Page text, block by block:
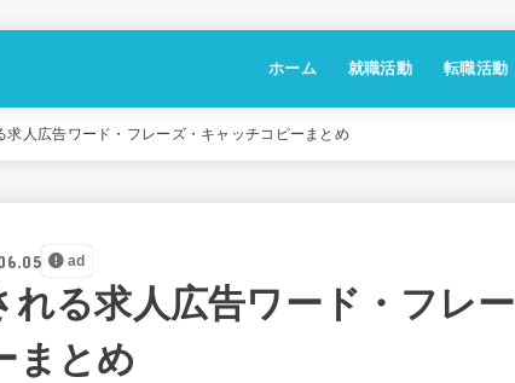
ホーム 就職活動 転職活動
求人広告ワード・フレーズ・キャッチコピーまとめ
ad
れる求人広告ワード・フレー
まとめ